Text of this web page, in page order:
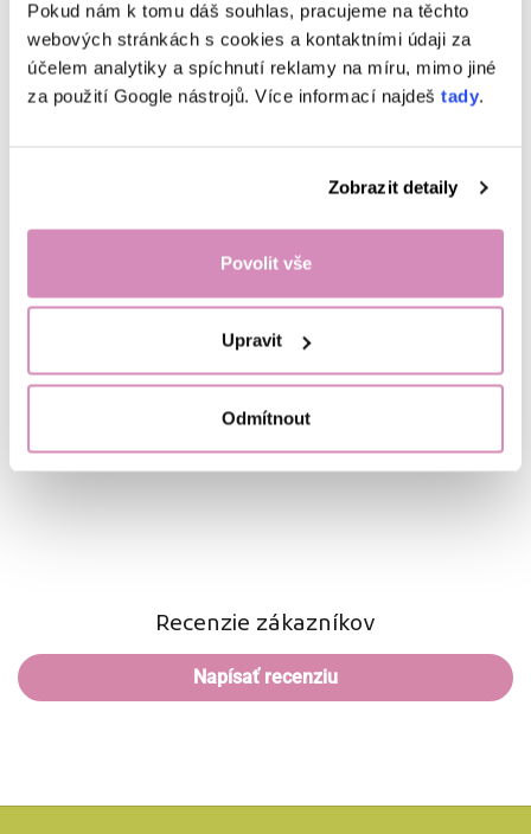
Pokud nám k tomu dáš souhlas, pracujeme na těchto
webových stránkách s cookies a kontaktními údaji za
účelem analytiky a spíchnutí reklamy na míru, mimo jiné
za použití Google nástrojů. Více informací najdeš tady.
Zobrazit detaily
Povolit vše
Upravit
Odmítnout
Nastav si svůj systém: Jaké eko
kompletní úklid a praní
opravdu potřebuješ a jak si usnadnit každodenní péči o domácnost.
Číst více
Recenzie zákazníkov
Napísať recenziu